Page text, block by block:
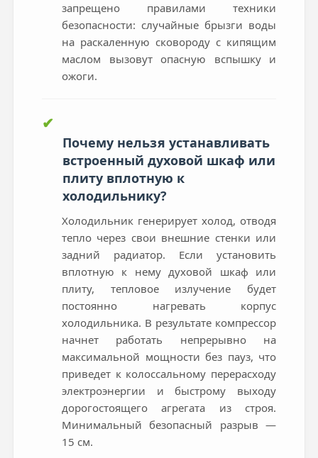
запрещено правилами техники
безопасности: случайные брызги воды
на раскаленную сковороду с кипящим
маслом вызовут опасную вспышку и
ожоги.
✔
Почему нельзя устанавливать
встроенный духовой шкаф или
плиту вплотную к
холодильнику?
Холодильник генерирует холод, отводя
тепло через свои внешние стенки или
задний радиатор. Если установить
вплотную к нему духовой шкаф или
плиту, тепловое излучение будет
постоянно нагревать корпус
холодильника. В результате компрессор
начнет работать непрерывно на
максимальной мощности без пауз, что
приведет к колоссальному перерасходу
электроэнергии и быстрому выходу
дорогостоящего агрегата из строя.
Минимальный безопасный разрыв —
15 см.